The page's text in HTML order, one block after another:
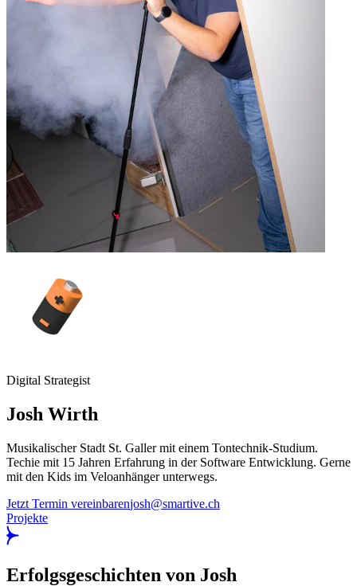
Digital Strategist
Josh Wirth
Musikalischer Stadt St. Galler mit einem Tontechnik-Studium.
Techie mit 15 Jahren Erfahrung in der Software Entwicklung. Gerne
mit den Kids im Veloanhänger unterwegs.
Jetzt Termin vereinbarenjosh@smartive.ch
Projekte
Erfolgsgeschichten von Josh